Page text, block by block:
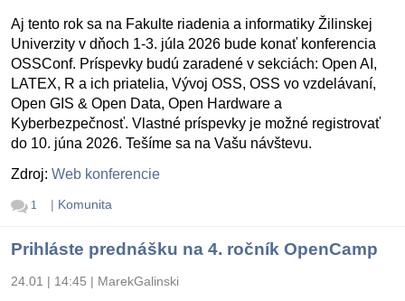
Aj tento rok sa na Fakulte riadenia a informatiky Žilinskej
Univerzity v dňoch 1-3. júla 2026 bude konať konferencia
OSSConf. Príspevky budú zaradené v sekciách: Open AI,
LATEX, R a ich priatelia, Vývoj OSS, OSS vo vzdelávaní,
Open GIS & Open Data, Open Hardware a
Kyberbezpečnosť. Vlastné príspevky je možné registrovať
do 10. júna 2026. Tešíme sa na Vašu návštevu.
Zdroj: Web konferencie
1 | Komunita
Prihláste prednášku na 4. ročník OpenCamp
24.01 | 14:45 | MarekGalinski